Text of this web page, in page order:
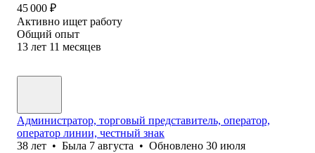
45 000 ₽
Активно ищет работу
Общий опыт
13 лет 11 месяцев
Администратор, торговый представитель, оператор,
оператор линии, честный знак
38 лет • Была 7 августа • Обновлено 30 июля